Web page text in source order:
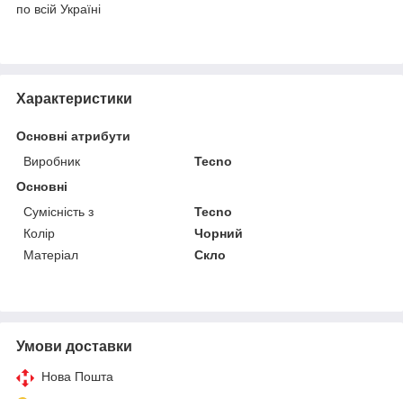
по всій Україні
Характеристики
Основні атрибути
Виробник
Tecno
Основні
Сумісність з
Tecno
Колір
Чорний
Матеріал
Скло
Умови доставки
Нова Пошта